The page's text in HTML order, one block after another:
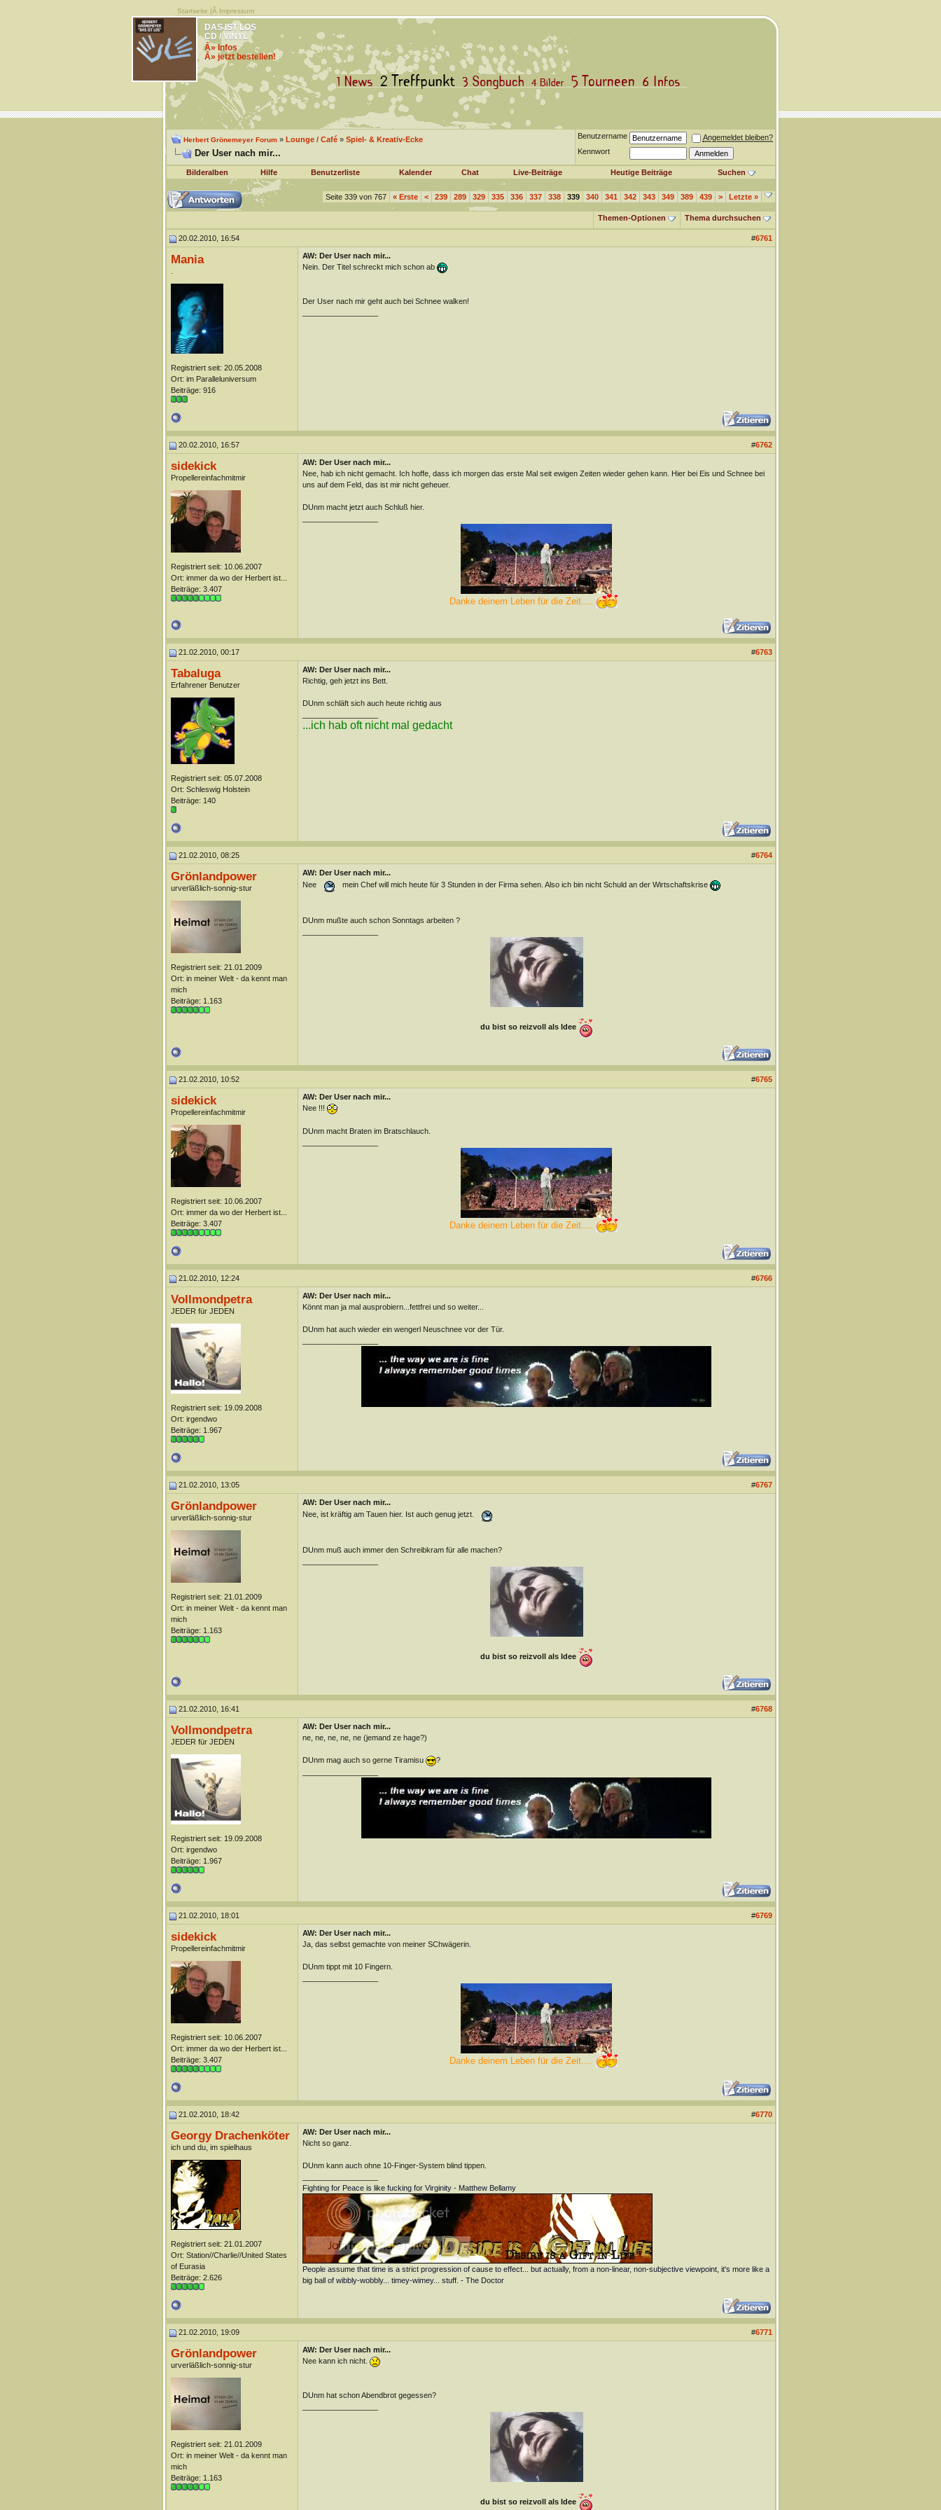
Startseite |Â Impressum
DAS IST LOS
CD / VINYL
Â» Infos
Â» jetzt bestellen!
Herbert Grönemeyer Forum» Lounge / Café» Spiel- & Kreativ-Ecke
Der User nach mir...
Benutzername
Angemeldet bleiben?
Kennwort
Bilderalben Hilfe Benutzerliste Kalender Chat Live-Beiträge Heutige Beiträge Suchen
Seite 339 von 767 «Erste < 239 289 329 335 336 337 338 339 340 341 342 343 349 389 439 > Letzte »
Themen-Optionen Thema durchsuchen
20.02.2010, 16:54 #6761
Mania
Registriert seit: 20.05.2008
Ort: im Paralleluniversum
Beiträge: 916
AW: Der User nach mir...
Nein. Der Titel schreckt mich schon ab
Der User nach mir geht auch bei Schnee walken!
20.02.2010, 16:57 #6762
sidekick
Propellereinfachmitmir
Registriert seit: 10.06.2007
Ort: immer da wo der Herbert ist...
Beiträge: 3.407
AW: Der User nach mir...
Nee, hab ich nicht gemacht. Ich hoffe, dass ich morgen das erste Mal seit ewigen Zeiten wieder gehen kann. Hier bei Eis und Schnee bei
uns auf dem Feld, das ist mir nicht geheuer.
DUnm macht jetzt auch Schluß hier.
Danke deinem Leben für die Zeit....
21.02.2010, 00:17 #6763
Tabaluga
Erfahrener Benutzer
Registriert seit: 05.07.2008
Ort: Schleswig Holstein
Beiträge: 140
AW: Der User nach mir...
Richtig, geh jetzt ins Bett.
DUnm schläft sich auch heute richtig aus
...ich hab oft nicht mal gedacht
21.02.2010, 08:25 #6764
Grönlandpower
urverläßlich-sonnig-stur
Registriert seit: 21.01.2009
Ort: in meiner Welt - da kennt man
mich
Beiträge: 1.163
AW: Der User nach mir...
Nee
mein Chef will mich heute für 3 Stunden in der Firma sehen. Also ich bin nicht Schuld an der Wirtschaftskrise
DUnm mußte auch schon Sonntags arbeiten ?
du bist so reizvoll als Idee
21.02.2010, 10:52 #6765
sidekick
Propellereinfachmitmir
Registriert seit: 10.06.2007
Ort: immer da wo der Herbert ist...
Beiträge: 3.407
AW: Der User nach mir...
Nee !!!
DUnm macht Braten im Bratschlauch.
Danke deinem Leben für die Zeit....
21.02.2010, 12:24 #6766
Vollmondpetra
JEDER für JEDEN
Registriert seit: 19.09.2008
Ort: irgendwo
Beiträge: 1.967
AW: Der User nach mir...
Könnt man ja mal ausprobiern...fettfrei und so weiter...
DUnm hat auch wieder ein wengerl Neuschnee vor der Tür.
21.02.2010, 13:05 #6767
Grönlandpower
urverläßlich-sonnig-stur
Registriert seit: 21.01.2009
Ort: in meiner Welt - da kennt man
mich
Beiträge: 1.163
AW: Der User nach mir...
Nee, ist kräftig am Tauen hier. Ist auch genug jetzt.
DUnm muß auch immer den Schreibkram für alle machen?
du bist so reizvoll als Idee
21.02.2010, 16:41 #6768
Vollmondpetra
JEDER für JEDEN
Registriert seit: 19.09.2008
Ort: irgendwo
Beiträge: 1.967
AW: Der User nach mir...
ne, ne, ne, ne, ne (jemand ze hage?)
DUnm mag auch so gerne Tiramisu
?
21.02.2010, 18:01 #6769
sidekick
Propellereinfachmitmir
Registriert seit: 10.06.2007
Ort: immer da wo der Herbert ist...
Beiträge: 3.407
AW: Der User nach mir...
Ja, das selbst gemachte von meiner SChwägerin.
DUnm tippt mit 10 Fingern.
Danke deinem Leben für die Zeit....
21.02.2010, 18:42 #6770
Georgy Drachenköter
ich und du, im spielhaus
Registriert seit: 21.01.2007
Ort: Station//Charlie//United States
of Eurasia
Beiträge: 2.626
AW: Der User nach mir...
Nicht so ganz.
DUnm kann auch ohne 10-Finger-System blind tippen.
Fighting for Peace is like fucking for Virginity - Matthew Bellamy
People assume that time is a strict progression of cause to effect... but actually, from a non-linear, non-subjective viewpoint, it's more like a
big ball of wibbly-wobbly... timey-wimey... stuff. - The Doctor
21.02.2010, 19:09 #6771
Grönlandpower
urverläßlich-sonnig-stur
Registriert seit: 21.01.2009
Ort: in meiner Welt - da kennt man
mich
Beiträge: 1.163
AW: Der User nach mir...
Nee kann ich nicht.
DUnm hat schon Abendbrot gegessen?
du bist so reizvoll als Idee